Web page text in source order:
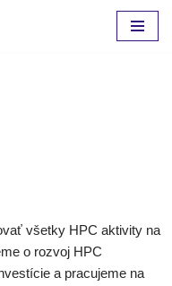
všetky HPC aktivity na
o rozvoj HPC
a pracujeme na